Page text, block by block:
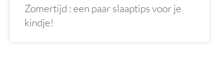
Zomertijd : een paar slaaptips voor je
kindje!